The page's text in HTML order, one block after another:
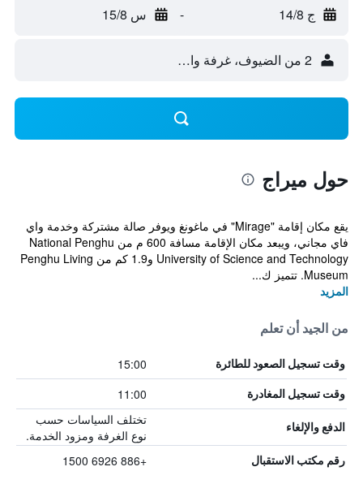
ج 14/8 - س 15/8
2 من الضيوف، غرفة واحدة
حول ميراج
يقع مكان إقامة "Mirage" في ماغونغ ويوفر صالة مشتركة وخدمة واي
فاي مجاني، ويبعد مكان الإقامة مسافة 600 م من National Penghu
University of Science and Technology و1.9 كم من Penghu Living
Museum. تتميز ك...
المزيد
من الجيد أن تعلم
وقت تسجيل الصعود للطائرة 15:00
وقت تسجيل المغادرة 11:00
الدفع والإلغاء
تختلف السياسات حسب
نوع الغرفة ومزود الخدمة.
رقم مكتب الاستقبال +886 6926 1500